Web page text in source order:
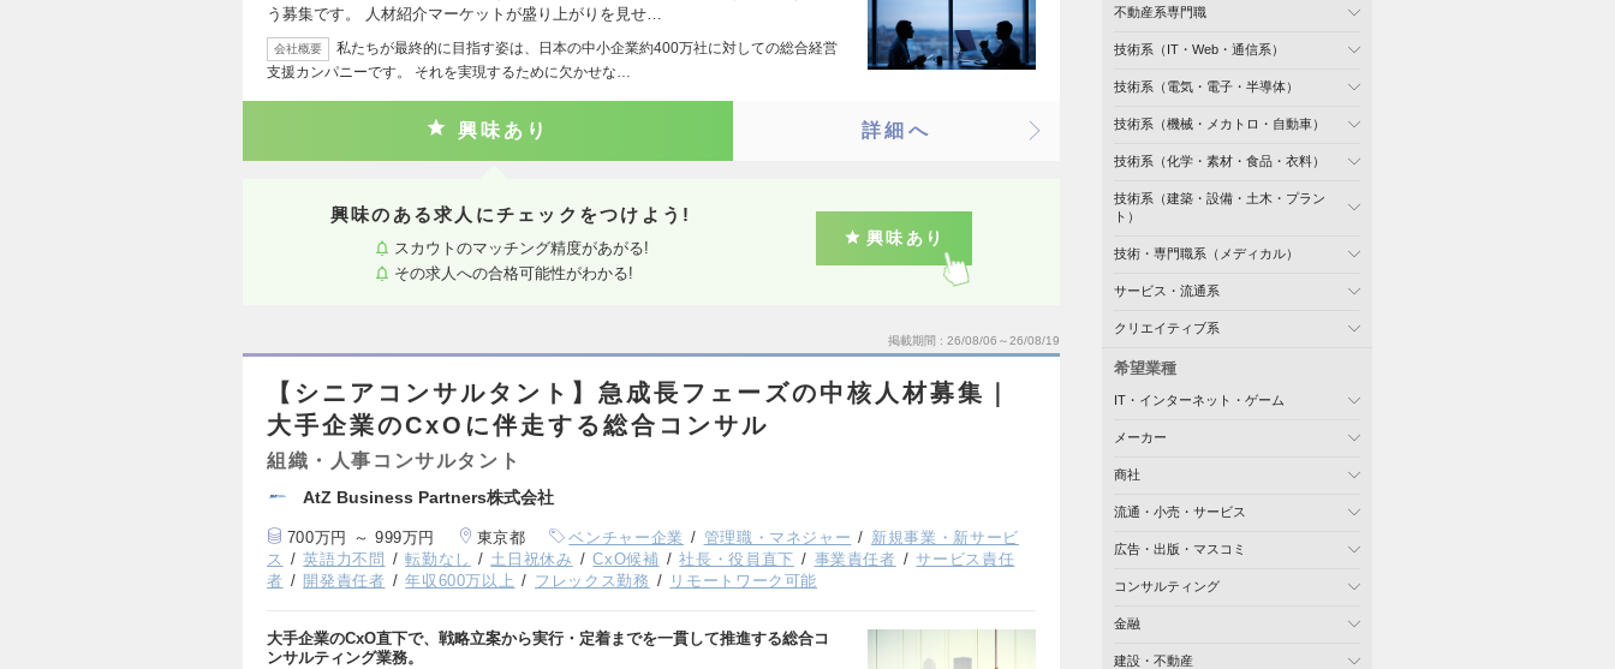
う募集です。 人材紹介マーケットが盛り上がりを見せ…
会社概要
私たちが最終的に目指す姿は、日本の中小企業約400万社に対しての総合経営
支援カンパニーです。 それを実現するために欠かせな…
興味あり 詳細へ
興味のある求人にチェックをつけよう!
スカウトのマッチング精度があがる!
その求人への合格可能性がわかる!
興味あり
掲載期間 26/08/06～26/08/19
【シニアコンサルタント】急成長フェーズの中核人材募集｜
大手企業のCxOに伴走する総合コンサル
組織・人事コンサルタント
AtZ Business Partners株式会社
700万円 ～ 999万円 東京都 ベンチャー企業 管理職・マネジャー
新規事業・新サービ
ス
英語力不問 転勤なし 土日祝休み CxO候補 社長・役員直下 事業責任者
サービス責任
者
開発責任者 年収600万以上 フレックス勤務 リモートワーク可能
大手企業のCxO直下で、戦略立案から実行・定着までを一貫して推進する総合コ
ンサルティング業務。
不動産系専門職
技術系（IT・Web・通信系）
技術系（電気・電子・半導体）
技術系（機械・メカトロ・自動車）
技術系（化学・素材・食品・衣料）
技術系（建築・設備・土木・プラン
ト）
技術・専門職系（メディカル）
サービス・流通系
クリエイティブ系
希望業種
IT・インターネット・ゲーム
メーカー
商社
流通・小売・サービス
広告・出版・マスコミ
コンサルティング
金融
建設・不動産